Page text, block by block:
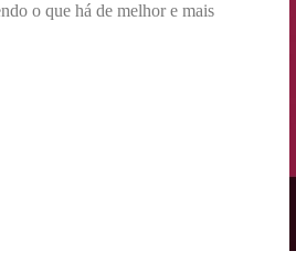
o que há de melhor e mais